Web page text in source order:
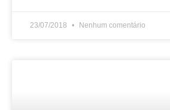
23/07/2018 Nenhum comentário